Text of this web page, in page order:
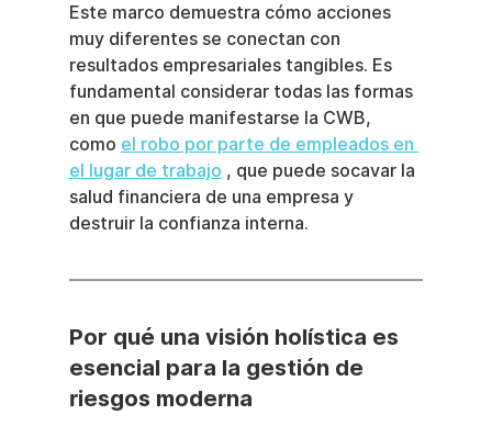
Este marco demuestra cómo acciones
muy diferentes se conectan con
resultados empresariales tangibles. Es
fundamental considerar todas las formas
en que puede manifestarse la CWB,
como el robo por parte de empleados en
el lugar de trabajo , que puede socavar la
salud financiera de una empresa y
destruir la confianza interna.
Por qué una visión holística es
esencial para la gestión de
riesgos moderna